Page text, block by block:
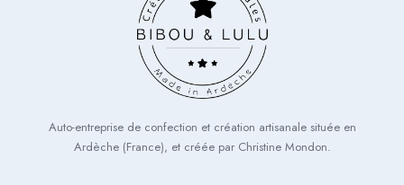
Auto-entreprise de confection et création artisanale située en
Ardèche (France), et créée par Christine Mondon.